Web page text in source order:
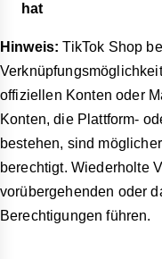
hat
Hinweis: TikTok Shop
offiziellen Konten oder
Konten, die Plattform-
bestehen, sind
berechtigt. Wiederholte
vorübergehenden oder
Berechtigungen führen.